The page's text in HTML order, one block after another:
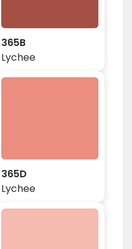
365B
Lychee
365D
Lychee